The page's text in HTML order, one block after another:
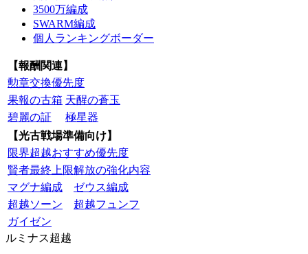
3500万編成
SWARM編成
個人ランキングボーダー
【報酬関連】
勲章交換優先度
果報の古箱 天醒の蒼玉
碧麗の証
極星器
【光古戦場準備向け】
限界超越おすすめ優先度
賢者最終上限解放の強化内容
マグナ編成
ゼウス編成
超越ソーン
超越フュンフ
ガイゼン
ルミナス超越